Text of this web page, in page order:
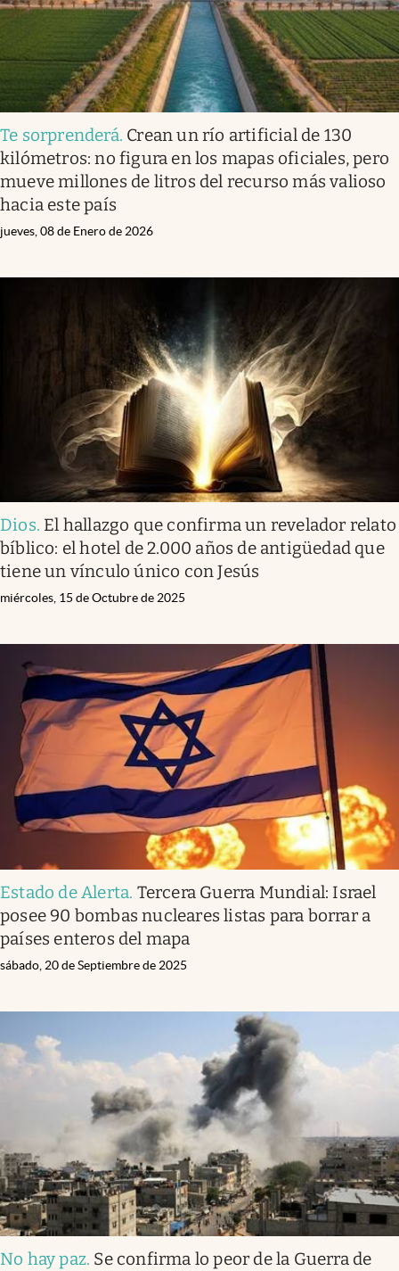
Te sorprenderá. Crean un río artificial de 130
kilómetros: no figura en los mapas oficiales, pero
mueve millones de litros del recurso más valioso
hacia este país
jueves, 08 de Enero de 2026
Dios. El hallazgo que confirma un revelador relato
bíblico: el hotel de 2.000 años de antigüedad que
tiene un vínculo único con Jesús
miércoles, 15 de Octubre de 2025
Estado de Alerta. Tercera Guerra Mundial: Israel
posee 90 bombas nucleares listas para borrar a
países enteros del mapa
sábado, 20 de Septiembre de 2025
No hay paz. Se confirma lo peor de la Guerra de